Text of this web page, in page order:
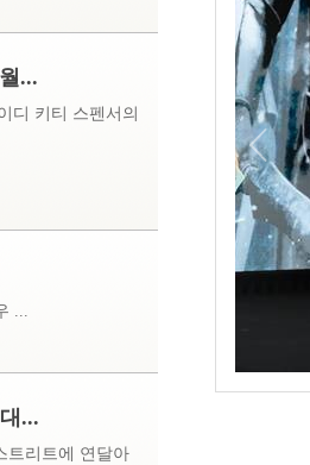
...
디 키티 스펜서의
...
...
트리트에 연달아